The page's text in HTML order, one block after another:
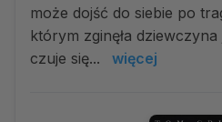
może dojść do siebie po
którym zginęła
czuje się...
więcej